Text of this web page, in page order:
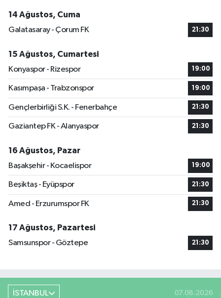
14 Ağustos, Cuma
Galatasaray - Çorum FK
21:30
15 Ağustos, Cumartesi
Konyaspor - Rizespor
19:00
Kasımpaşa - Trabzonspor 19:00
Gençlerbirliği S.K. - Fenerbahçe 21:30
Gaziantep FK - Alanyaspor 21:30
16 Ağustos, Pazar
Başakşehir - Kocaelispor
19:00
Beşiktaş - Eyüpspor 21:30
Amed - Erzurumspor FK 21:30
17 Ağustos, Pazartesi
Samsunspor - Göztepe
21:30
İSTANBUL 07.08.2026